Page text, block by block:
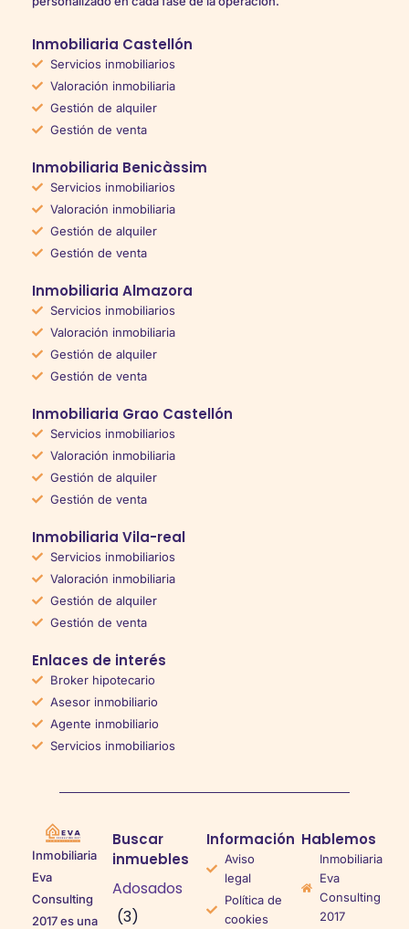
Inmobiliaria Castellón
Servicios inmobiliarios
Valoración inmobiliaria
Gestión de alquiler
Gestión de venta
Inmobiliaria Benicàssim
Servicios inmobiliarios
Valoración inmobiliaria
Gestión de alquiler
Gestión de venta
Inmobiliaria Almazora
Servicios inmobiliarios
Valoración inmobiliaria
Gestión de alquiler
Gestión de venta
Inmobiliaria Grao Castellón
Servicios inmobiliarios
Valoración inmobiliaria
Gestión de alquiler
Gestión de venta
Inmobiliaria Vila-real
Servicios inmobiliarios
Valoración inmobiliaria
Gestión de alquiler
Gestión de venta
Enlaces de interés
Broker hipotecario
Asesor inmobiliario
Agente inmobiliario
Servicios inmobiliarios
Inmobiliaria
Eva
Consulting
2017 es una
Buscar
inmuebles
Adosados
(3)
Información
Aviso
legal
Política de
cookies
Hablemos
Inmobiliaria
Eva
Consulting
2017